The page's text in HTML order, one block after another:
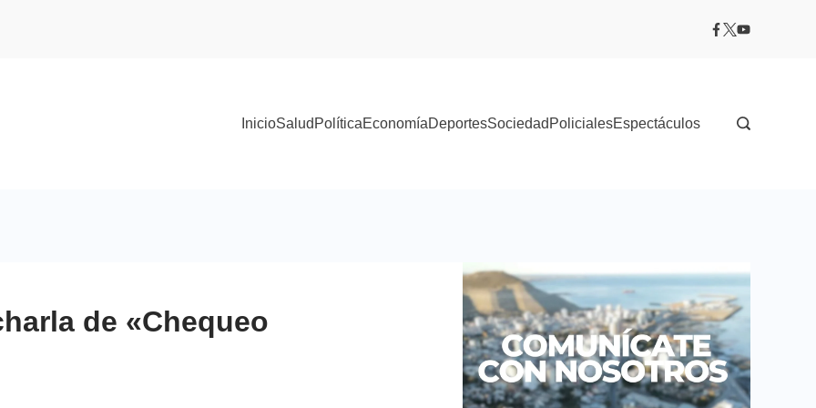
InicioSalud PolíticaEconomíaDeportesSociedad PolicialesEspectáculos
de «Chequeo